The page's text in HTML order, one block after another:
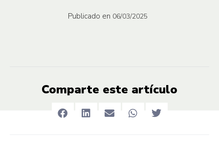
Publicado en 06/03/2025
Comparte este artículo